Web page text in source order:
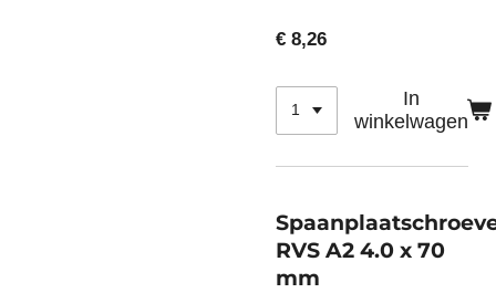
€ 8,26
In
winkelwagen
RVS A2 4.0 x 70
mm